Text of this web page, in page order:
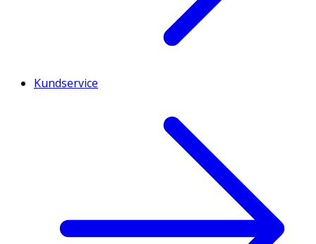
Kundservice